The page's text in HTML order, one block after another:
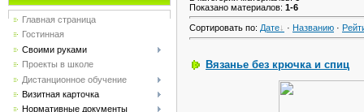
Главная страница
Гостинная
Своими руками
Проекты в школе
Дистанционное обучение
Визитная карточка
Нормативные документы
Показано материалов: 1-6
Сортировать по: Дате · Названию ·
Вязанье без крючка и спиц